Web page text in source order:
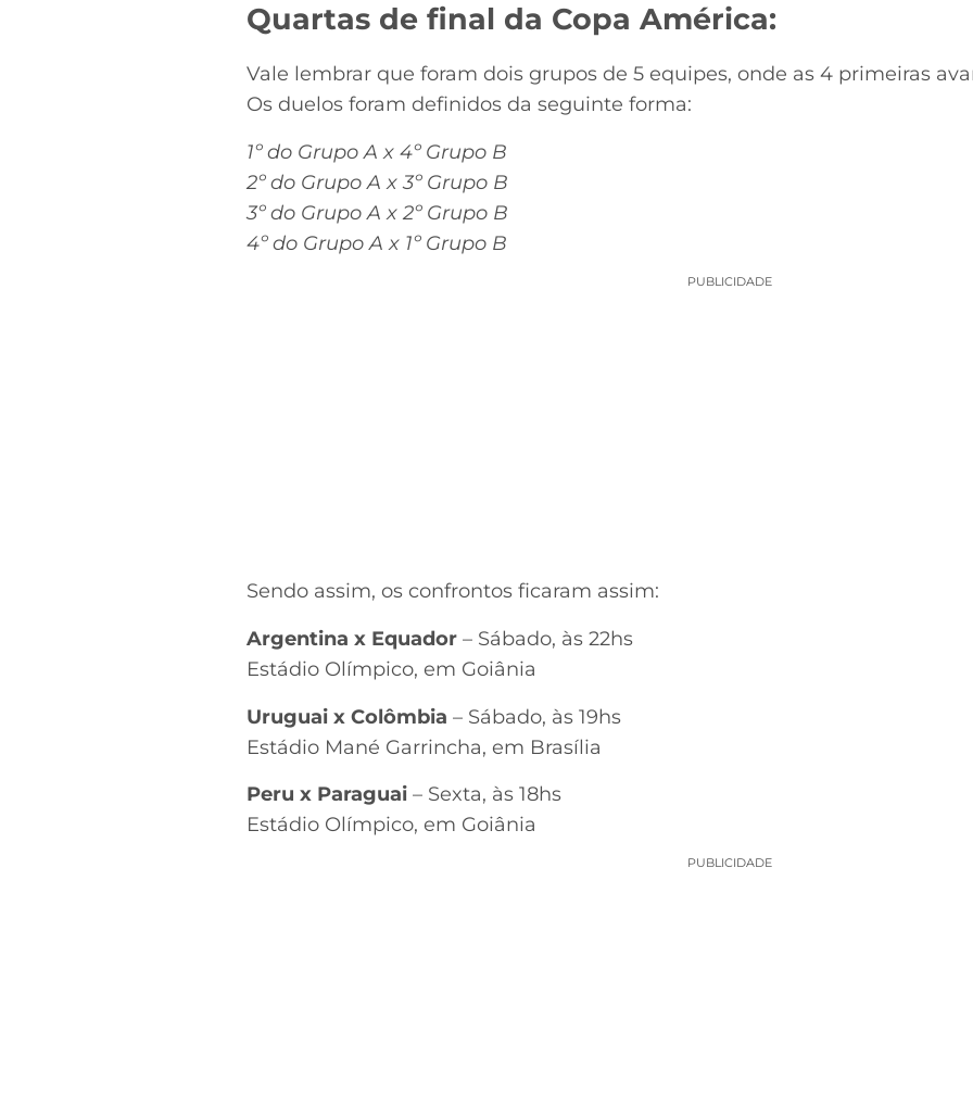
Quartas de final da Copa América:
Vale lembrar que foram dois grupos de 5 equipes, onde as 4 primeiras
Os duelos foram definidos da seguinte forma:
1º do Grupo A x 4º Grupo B
2º do Grupo A x 3º Grupo B
3º do Grupo A x 2º Grupo B
4º do Grupo A x 1º Grupo B
PUBLICIDADE
Sendo assim, os confrontos ficaram assim:
Argentina x Equador – Sábado, às 22hs
Estádio Olímpico, em Goiânia
Uruguai x Colômbia – Sábado, às 19hs
Estádio Mané Garrincha, em Brasília
Peru x Paraguai – Sexta, às 18hs
Estádio Olímpico, em Goiânia
PUBLICIDADE